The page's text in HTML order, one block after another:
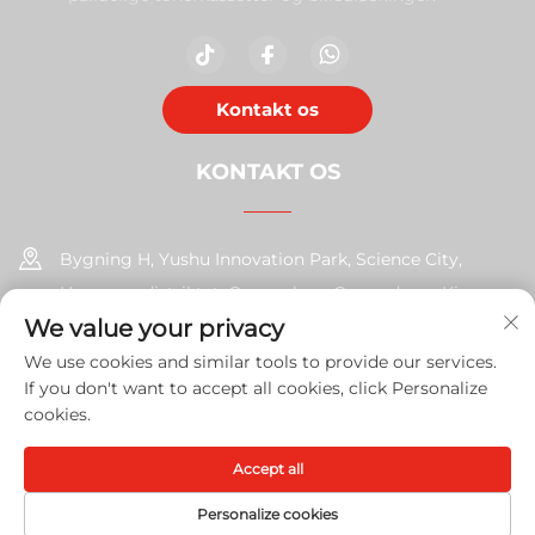
Kontakt os
KONTAKT OS
Bygning H, Yushu Innovation Park, Science City,
Huangpu-distriktet, Guangzhou, Guangdong, Kina
+86-17585526413
[email protected]
Copyright © 2026 Guangzhou Xinshengchu Office Equipment
Co., Ltd. Alle rettigheder Privatlivspolitik
We value your privacy
We use cookies and similar tools to provide our services.
If you don't want to accept all cookies, click Personalize
cookies.
Personalize cookies
Accept all